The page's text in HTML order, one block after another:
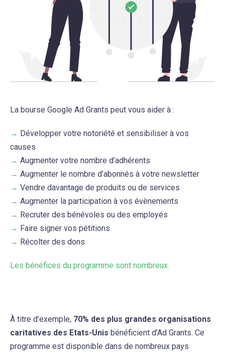
La bourse Google Ad Grants peut vous aider à :
→ Développer votre notoriété et sensibiliser à vos
causes
→ Augmenter votre nombre d’adhérents
→ Augmenter le nombre d’abonnés à votre newsletter
→ Vendre davantage de produits ou de services
→ Augmenter la participation à vos évènements
→ Recruter des bénévoles ou des employés
→ Faire signer vos pétitions
→ Récolter des dons
Les bénéfices du programme sont nombreux.
À titre d’exemple, 70% des plus grandes organisations
caritatives des Etats-Unis bénéficient d’Ad Grants. Ce
programme est disponible dans de nombreux pays